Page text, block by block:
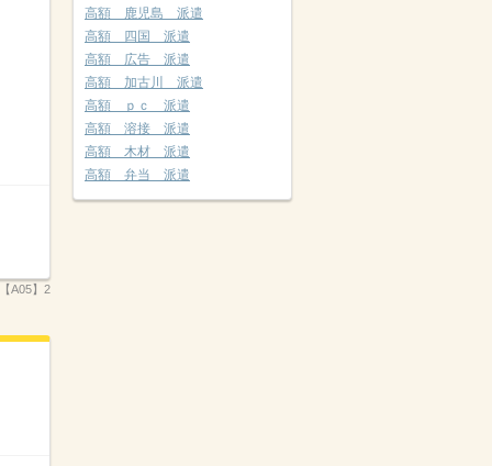
【A05】2
高額 鹿児島 派遣
高額 四国 派遣
高額 広告 派遣
高額 加古川 派遣
高額 ｐｃ 派遣
高額 溶接 派遣
高額 木材 派遣
高額 弁当 派遣